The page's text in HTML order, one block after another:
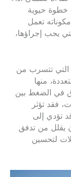
خطوة حيوية
تعمل
يجب إجراؤها،
التي تتسرب من
منها
في الضغط بين
فقد تؤثر
تؤدي إلى
يقلل من تدفق
لتحسين